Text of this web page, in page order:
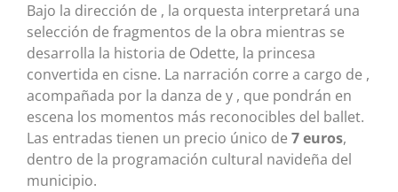
Bajo la dirección de , la orquesta interpretará una
selección de fragmentos de la obra mientras se
desarrolla la historia de Odette, la princesa
convertida en cisne. La narración corre a cargo de ,
acompañada por la danza de y , que pondrán en
escena los momentos más reconocibles del ballet.
Las entradas tienen un precio único de 7 euros,
dentro de la programación cultural navideña del
municipio.